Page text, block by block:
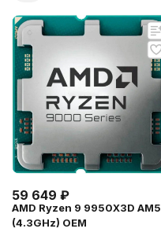
59 649 ₽
AMD Ryzen 9 9950X3D AM5
(4.3GHz) OEM